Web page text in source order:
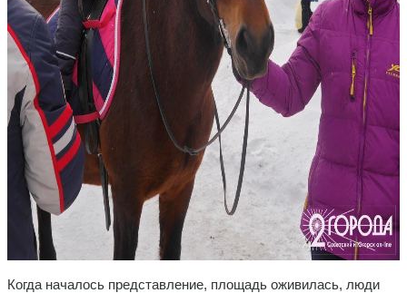
Когда началось представление, площадь оживилась, люди